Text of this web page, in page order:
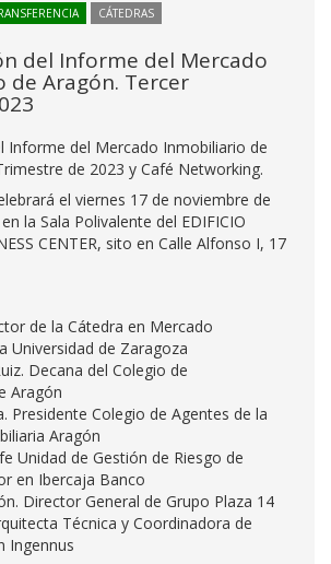
CÁTEDRAS
del Informe del Mercado
de Aragón. Tercer
Informe del Mercado Inmobiliario de
de 2023 y Café Networking.
el viernes 17 de noviembre de
la Sala Polivalente del EDIFICIO
CENTER, sito en Calle Alfonso I, 17
de la Cátedra en Mercado
Universidad de Zaragoza
Decana del Colegio de
Aragón
Presidente Colegio de Agentes de la
Aragón
Unidad de Gestión de Riesgo de
en Ibercaja Banco
Director General de Grupo Plaza 14
Técnica y Coordinadora de
Ingennus